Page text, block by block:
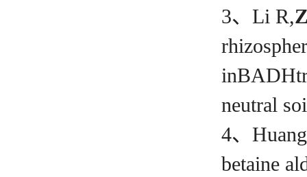
3、Li R,
inBADH
neutral
4、
betaine